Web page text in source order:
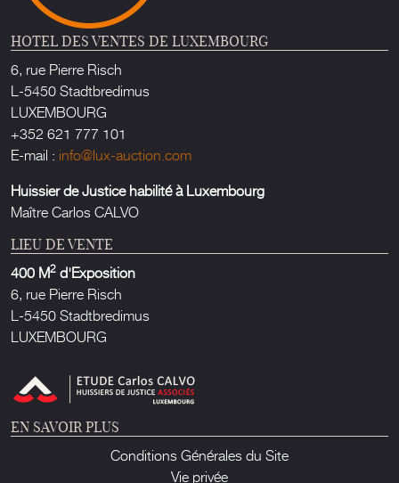
HOTEL DES VENTES DE LUXEMBOURG
6, rue Pierre Risch
L-5450 Stadtbredimus
LUXEMBOURG
+352 621 777 101
E-mail : info@lux-auction.com
Huissier de Justice habilité à Luxembourg
Maître Carlos CALVO
LIEU DE VENTE
400 M2 d'Exposition
6, rue Pierre Risch
L-5450 Stadtbredimus
LUXEMBOURG
EN SAVOIR PLUS
Conditions Générales du Site
Vie privée